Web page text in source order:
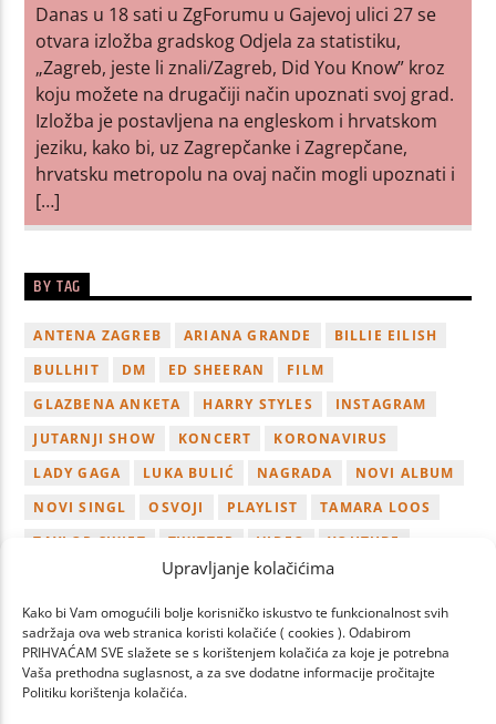
Upravljanje kolačićima
Kako bi Vam omogućili bolje korisničko iskustvo te funkcionalnost svih
sadržaja ova web stranica koristi kolačiće ( cookies ). Odabirom
PRIHVAĆAM SVE slažete se s korištenjem kolačića za koje je potrebna
Vaša prethodna suglasnost, a za sve dodatne informacije pročitajte
Politiku korištenja kolačića.
Danas u 18 sati u ZgForumu u Gajevoj ulici 27 se
otvara izložba gradskog Odjela za statistiku,
„Zagreb, jeste li znali/Zagreb, Did You Know” kroz
koju možete na drugačiji način upoznati svoj grad.
Izložba je postavljena na engleskom i hrvatskom
jeziku, kako bi, uz Zagrepčanke i Zagrepčane,
hrvatsku metropolu na ovaj način mogli upoznati i
[…]
BY TAG
ANTENA ZAGREB ARIANA GRANDE
BILLIE EILISH
BULLHIT
DM ED SHEERAN
FILM
GLAZBENA ANKETA
HARRY STYLES
INSTAGRAM
JUTARNJI SHOW
KONCERT
KORONAVIRUS
LADY GAGA
LUKA BULIĆ NAGRADA
NOVI ALBUM
NOVI SINGL
OSVOJI PLAYLIST
TAMARA LOOS
TAYLOR SWIFT
TWITTER VIDEO
YOUTUBE